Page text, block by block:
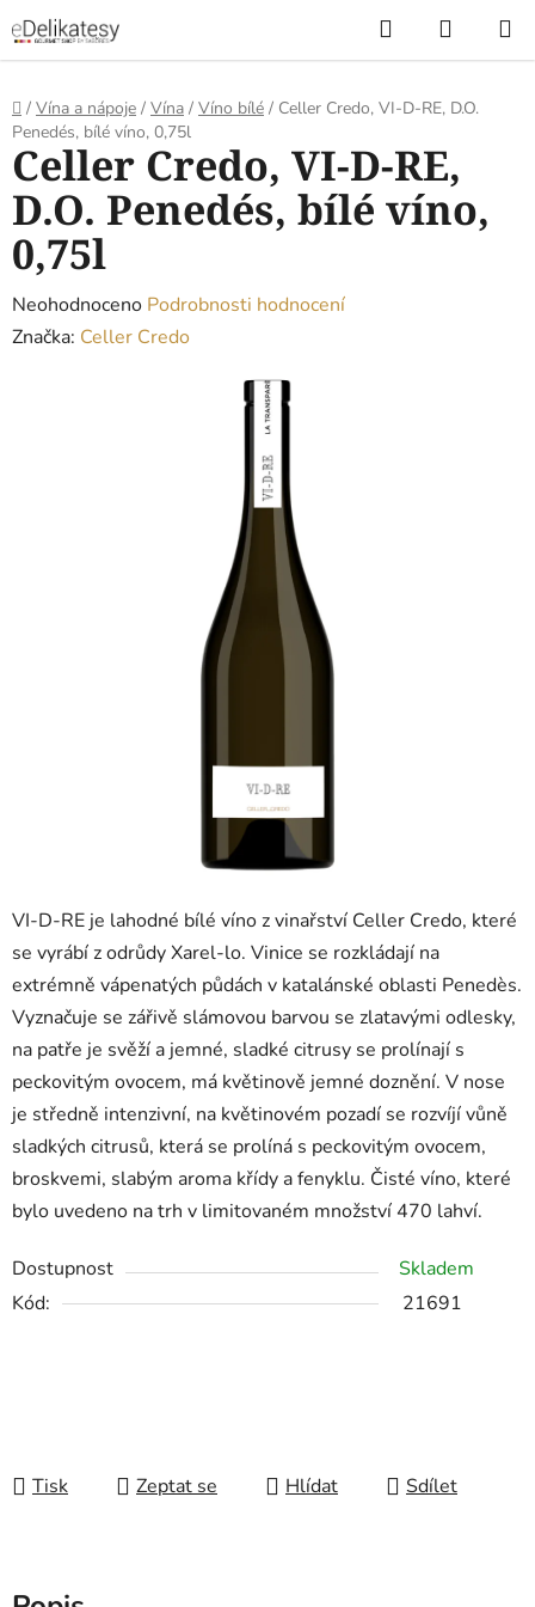
na
obsah
Hledat
KOŠÍK
Domů
/ Vína a nápoje / Vína / Víno bílé / Celler Credo, VI-D-RE, D.O.
Penedés, bílé víno, 0,75l
VI-D-RE je lahodné bílé víno z vinařství Celler Credo, které
se vyrábí z odrůdy Xarel-lo. Vinice se rozkládají na
extrémně vápenatých půdách v katalánské oblasti Penedès.
Vyznačuje se zářivě slámovou barvou se zlatavými odlesky,
na patře je svěží a jemné, sladké citrusy se prolínají s
peckovitým ovocem, má květinově jemné doznění. V nose
je středně intenzivní, na květinovém pozadí se rozvíjí vůně
sladkých citrusů, která se prolíná s peckovitým ovocem,
broskvemi, slabým aroma křídy a fenyklu. Čisté víno, které
bylo uvedeno na trh v limitovaném množství 470 lahví.
Dostupnost
Skladem
Kód:
21691
Tisk Zeptat se Hlídat Sdílet
Celler Credo, VI-D-RE,
D.O. Penedés, bílé víno,
0,75l
Průměrné
hodnocení
Neohodnoceno Podrobnosti hodnocení
Značka: Celler Credo